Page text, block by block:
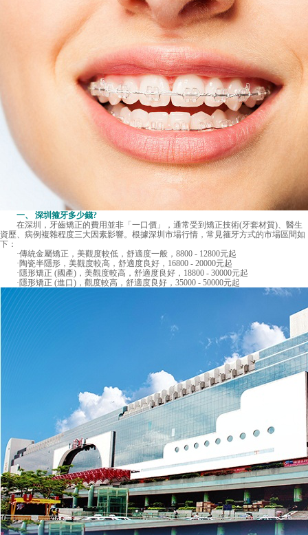
一、 深圳箍牙多少錢?
在深圳，牙齒矯正的費用並非「一口價」，通常受到矯正技術(牙套材質)、醫生
資歷、病例複雜程度三大因素影響。根據深圳市場行情，常見箍牙方式的市場區間如
下：
·傳統金屬矯正，美觀度較低，舒適度一般，8800 - 12800元起
·陶瓷半隱形，美觀度較高，舒適度良好，16800 - 20000元起
·隱形矯正 (國產)，美觀度較高，舒適度良好，18800 - 30000元起
·隱形矯正 (進口)，觀度較高，舒適度良好，35000 - 50000元起